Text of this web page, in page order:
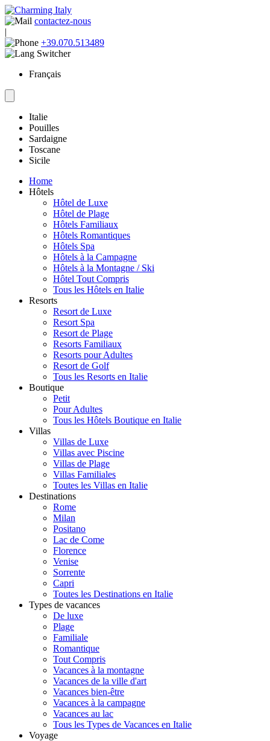
contactez-nous
|
+39.070.513489
Français
Italie
Pouilles
Sardaigne
Toscane
Sicile
Home
Hôtels
Hôtel de Luxe
Hôtel de Plage
Hôtels Familiaux
Hôtels Romantiques
Hôtels Spa
Hôtels à la Campagne
Hôtels à la Montagne / Ski
Hôtel Tout Compris
Tous les Hôtels en Italie
Resorts
Resort de Luxe
Resort Spa
Resort de Plage
Resorts Familiaux
Resorts pour Adultes
Resort de Golf
Tous les Resorts en Italie
Boutique
Petit
Pour Adultes
Tous les Hôtels Boutique en Italie
Villas
Villas de Luxe
Villas avec Piscine
Villas de Plage
Villas Familiales
Toutes les Villas en Italie
Destinations
Rome
Milan
Positano
Lac de Come
Florence
Venise
Sorrente
Capri
Toutes les Destinations en Italie
Types de vacances
De luxe
Plage
Familiale
Romantique
Tout Compris
Vacances à la montagne
Vacances de la ville d'art
Vacances bien-être
Vacances à la campagne
Vacances au lac
Tous les Types de Vacances en Italie
Voyage